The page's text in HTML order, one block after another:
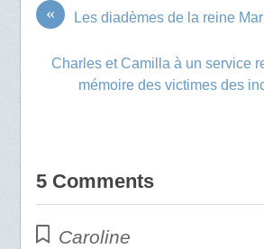
« Les diadèmes de la reine
Charles et Camilla à un service
mémoire des victimes des
5 Comments
Caroline